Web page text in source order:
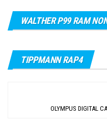
WALTHER P99 RAM
TIPPMANN RAP4
OLYMPUS DIGITAL